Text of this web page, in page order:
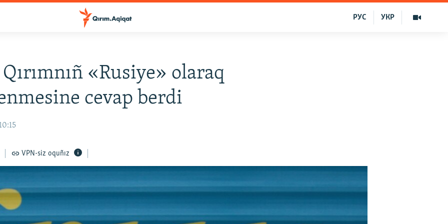
УКР
РУС
«Rusiye» olaraq
cevap berdi
VPN-siz oquñız